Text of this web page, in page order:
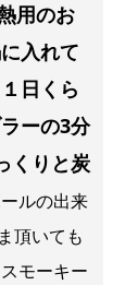
用のお
入れて
日くら
ーの3分
りと炭
の出来
頂いても
モーキー